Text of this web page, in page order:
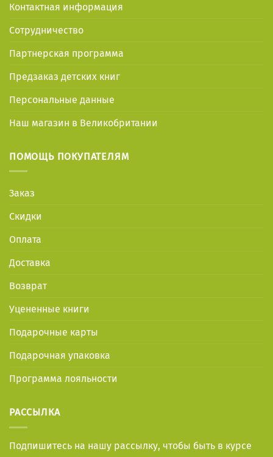
Контактная информация
Сотрудничество
Партнерская программа
Предзаказ детских книг
Персональные данные
Наш магазин в Великобритании
ПОМОЩЬ ПОКУПАТЕЛЯМ
Заказ
Скидки
Оплата
Доставка
Возврат
Уцененные книги
Подарочные карты
Подарочная упаковка
Программа лояльности
РАССЫЛКА
Подпишитесь на нашу рассылку, чтобы быть в курсе